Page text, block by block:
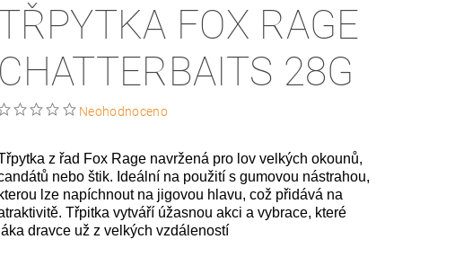
FOX RAGE
CHATTERBAITS 28G
Neohodnoceno
z řad Fox Rage navržená pro lov velkých okounů,
nebo štik. Ideální na použití s gumovou nástrahou,
kterou lze napíchnout na jigovou hlavu, což přidává na
Třpitka vytváří úžasnou akci a vybrace, které
láka dravce už z velkých vzdáleností